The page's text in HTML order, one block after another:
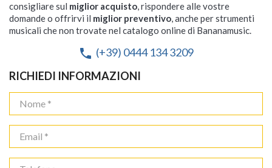
consigliare sul miglior acquisto, rispondere alle vostre
domande o offrirvi il miglior preventivo, anche per strumenti
musicali che non trovate nel catalogo online di Bananamusic.
phone (+39) 0444 134 3209
RICHIEDI INFORMAZIONI